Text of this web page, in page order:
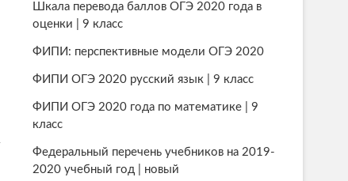
Шкала перевода баллов ОГЭ 2020 года в
оценки | 9 класс
ФИПИ: перспективные модели ОГЭ 2020
ФИПИ ОГЭ 2020 русский язык | 9 класс
ФИПИ ОГЭ 2020 года по математике | 9
класс
Федеральный перечень учебников на 2019-
2020 учебный год | новый